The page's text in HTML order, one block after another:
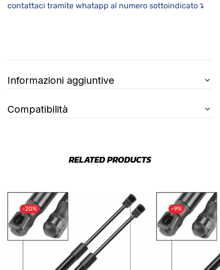
contattaci tramite whatapp al numero sottoindicato↴
Informazioni aggiuntive
Compatibilità
RELATED PRODUCTS
-20% -9%